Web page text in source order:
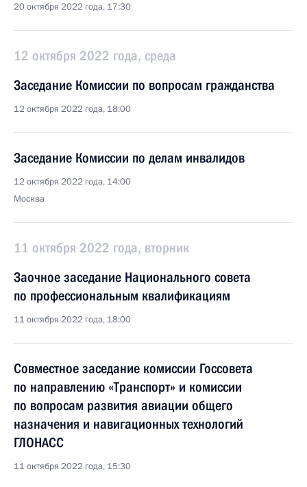
20 октября 2022 года, 17:30
12 октября 2022 года, среда
Заседание Комиссии по вопросам гражданства
12 октября 2022 года, 18:00
Заседание Комиссии по делам инвалидов
12 октября 2022 года, 14:00
Москва
11 октября 2022 года, вторник
Заочное заседание Национального совета
по профессиональным квалификациям
11 октября 2022 года, 18:00
Совместное заседание комиссии Госсовета
по направлению «Транспорт» и комиссии
по вопросам развития авиации общего
назначения и навигационных технологий
ГЛОНАСС
11 октября 2022 года, 15:30